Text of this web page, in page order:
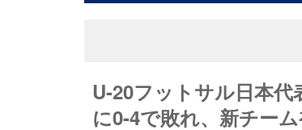
U-20フットサル日本
に0-4で敗れ、新チー